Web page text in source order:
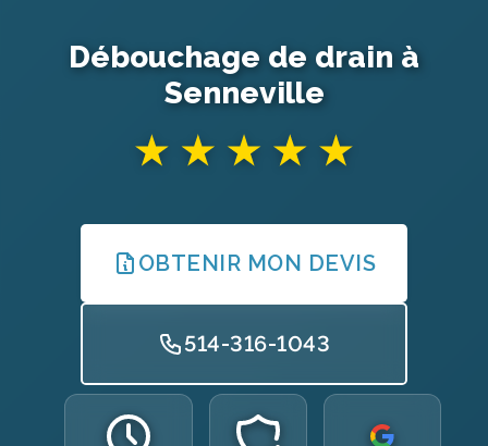
Débouchage de drain à
Senneville
OBTENIR MON DEVIS
514-316-1043